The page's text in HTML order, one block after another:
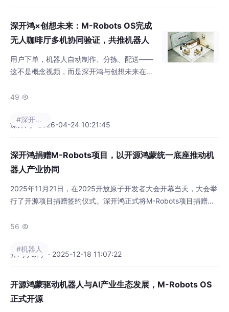
对生态核心贡献企业及优秀个人开发者予以致
谢。作为开源鸿
深开鸿×创想未来：M-Robots OS完成
无人咖啡厅多机协同验证，共推机器人
“群体智能”应用落地
用户下单，机器人自动制作、分拣、配送——
这不是概念视频，而是深开鸿与创想未来在深
日，在创想未来研发中心，双方基于开源鸿蒙
境中成功跑通了一套完整的无人服务闭环，为
布。M-Robots OS作为底层系统平台，负责设
备接入、通信与协同调
49 
深开鸿 · 2026-04-24 10:21:45
#深开鸿技术支持
深开鸿捐赠M-Robots项目，以开源鸿蒙统一底座推动机
器人产业协同
2025年11月21日，在2025开放原子开发者大会开幕当天，大会举
行了开源项目捐赠签约仪式。深开鸿正式将M-Robots项目捐赠给
源化的关键项目进入社区共建共治的新阶段，为机器人产业的生态
基金会孵化、深开鸿牵头发起，旨在以开源共建的方式打造基于开
56 
开鸿小助手 · 2025-12-18 11:07:22
#机器人
开源鸿蒙驱动机器人与AI产业生态发展，M-Robots OS
正式开源